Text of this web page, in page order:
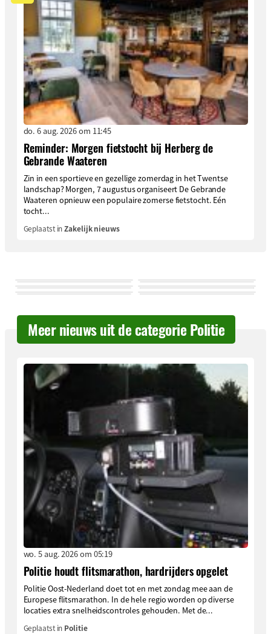
do. 6 aug. 2026 om 11:45
Reminder: Morgen fietstocht bij Herberg de
Gebrande Waateren
Zin in een sportieve en gezellige zomerdag in het Twentse
landschap? Morgen, 7 augustus organiseert De Gebrande
Waateren opnieuw een populaire zomerse fietstocht. Eén
tocht...
Geplaatst inZakelijk nieuws
Meer nieuws uit de categorie Politie
wo. 5 aug. 2026 om 05:19
Politie houdt flitsmarathon, hardrijders opgelet
Politie Oost-Nederland doet tot en met zondag mee aan de
Europese flitsmarathon. In de hele regio worden op diverse
locaties extra snelheidscontroles gehouden. Met de...
Geplaatst in Politie